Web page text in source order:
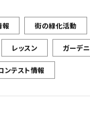
報 街の緑化活動
レッスン ガーデ
ンテスト情報